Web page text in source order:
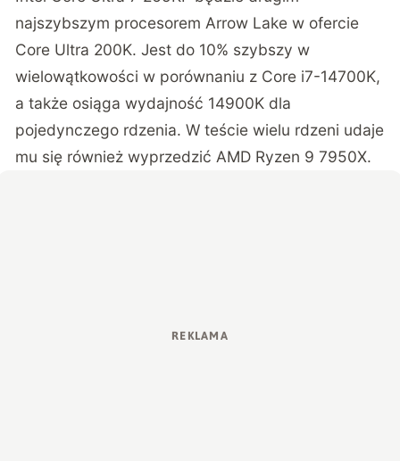
najszybszym procesorem Arrow Lake w ofercie
Core Ultra 200K. Jest do 10% szybszy w
wielowątkowości w porównaniu z Core i7-14700K,
a także osiąga wydajność 14900K dla
pojedynczego rdzenia. W teście wielu rdzeni udaje
mu się również wyprzedzić AMD Ryzen 9 7950X.